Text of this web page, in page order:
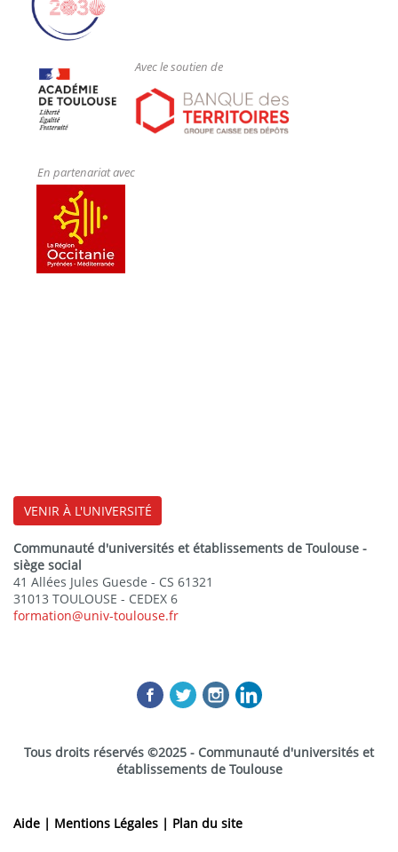
Avec le soutien de
En partenariat avec
VENIR À L'UNIVERSITÉ
Communauté d'universités et établissements de Toulouse -
siège social
41 Allées Jules Guesde - CS 61321
31013 TOULOUSE - CEDEX 6
formation@univ-toulouse.fr
Tous droits réservés ©2025 - Communauté d'universités et
établissements de Toulouse
Aide | Mentions Légales | Plan du site